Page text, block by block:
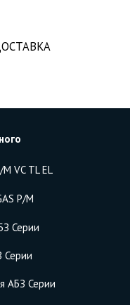
VC TL EL
P/M
Серии
Серии
АБЗ Серии